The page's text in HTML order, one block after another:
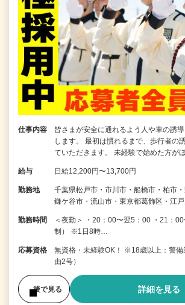
仕事内容
皆さまが安全に通れるよう人や車の誘
します。 最初は慣れるまで、歩行者の
ていただきます。 未経験で始めた方が
給与 日給12,200円〜13,700円
勤務地
千葉県松戸市・市川市・船橋市・柏市
鎌ケ谷市・流山市・東京都葛飾区・江
勤務時間
＜夜勤＞ ・20：00〜翌5：00 ・21：
制） ※1日8時…
応募資格
無資格・未経験OK！ ※18歳以上：警備
由2号）
後で見る 詳細を見る